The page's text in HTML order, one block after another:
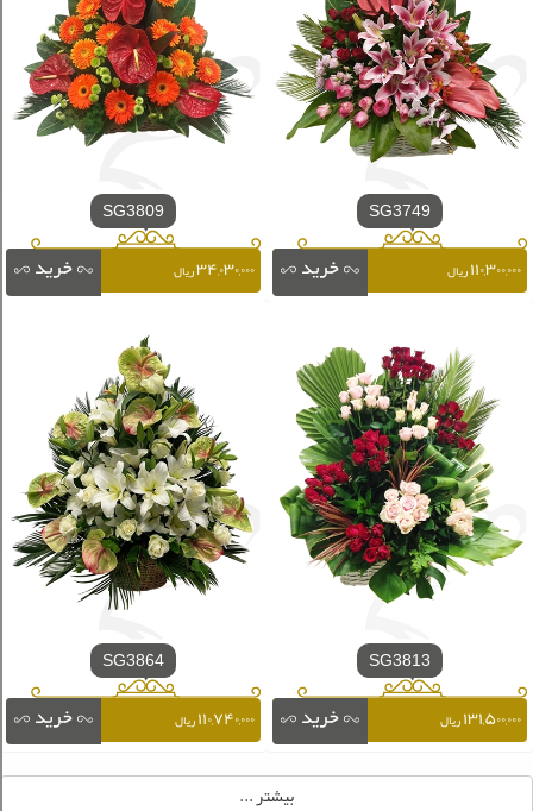
SG3749
۱۱۰,۳۰۰,۰۰۰ریال
SG3809
۳۴,۰۳۰,۰۰۰ریال
SG3813
۱۳۱,۵۰۰,۰۰۰ریال
SG3864
۱۱۰,۷۴۰,۰۰۰ریال